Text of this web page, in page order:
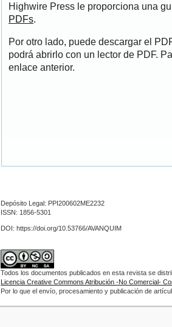
Highwire Press le proporciona una
PDFs.
Por otro lado, puede descargar el
podrá abrirlo con un lector de PDF.
enlace anterior.
Depósito Legal: PPI200602ME2232
ISSN: 1856-5301
DOI: https://doi.org/10.53766/AVANQUIM
Todos los documentos publicados en esta revista se
Licencia Creative Commons Atribución -No Comercial-
Por lo que el envío, procesamiento y publicación de